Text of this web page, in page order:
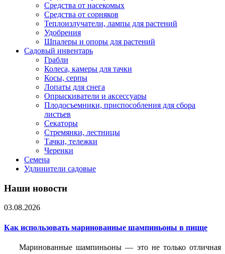
Средства от насекомых
Средства от сорняков
Теплоизлучатели, лампы для растений
Удобрения
Шпалеры и опоры для растений
Садовый инвентарь
Грабли
Колеса, камеры для тачки
Косы, серпы
Лопаты для снега
Опрыскиватели и аксессуары
Плодосъемники, приспособления для сбора
листьев
Секаторы
Стремянки, лестницы
Тачки, тележки
Черенки
Семена
Удлинители садовые
Наши новости
03.08.2026
Как использовать маринованные шампиньоны в пицце
Маринованные шампиньоны — это не только отличная